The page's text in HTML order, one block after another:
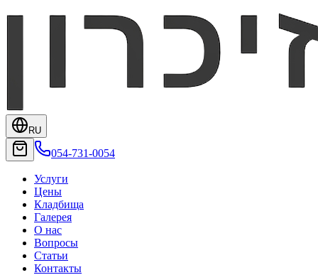
RU
054-731-0054
Услуги
Цены
Кладбища
Галерея
О нас
Вопросы
Статьи
Контакты